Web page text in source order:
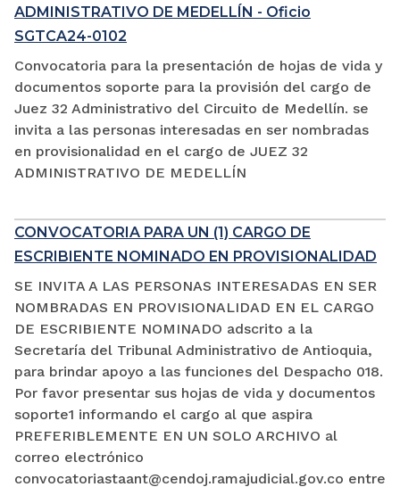
ADMINISTRATIVO DE MEDELLÍN - Oficio
SGTCA24-0102
Convocatoria para la presentación de hojas de vida y
documentos soporte para la provisión del cargo de
Juez 32 Administrativo del Circuito de Medellín. se
invita a las personas interesadas en ser nombradas
en provisionalidad en el cargo de JUEZ 32
ADMINISTRATIVO DE MEDELLÍN
CONVOCATORIA PARA UN (1) CARGO DE
ESCRIBIENTE NOMINADO EN PROVISIONALIDAD
SE INVITA A LAS PERSONAS INTERESADAS EN SER
NOMBRADAS EN PROVISIONALIDAD EN EL CARGO
DE ESCRIBIENTE NOMINADO adscrito a la
Secretaría del Tribunal Administrativo de Antioquia,
para brindar apoyo a las funciones del Despacho 018.
Por favor presentar sus hojas de vida y documentos
soporte1 informando el cargo al que aspira
PREFERIBLEMENTE EN UN SOLO ARCHIVO al
correo electrónico
convocatoriastaant@cendoj.ramajudicial.gov.co entre